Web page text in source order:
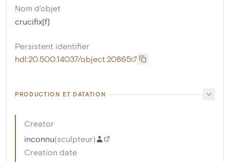
Nom d'objet
crucifix[f]
Persistent identifier
hdl:20.500.14037/object.20865
PRODUCTION ET DATATION
Creator
inconnu(sculpteur)
Creation date